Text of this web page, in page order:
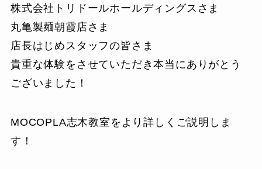
株式会社トリドールホールディングスさま
丸亀製麺朝霞店さま
店長はじめスタッフの皆さま
貴重な体験をさせていただき本当にありがとう
ございました！
MOCOPLA志木教室をより詳しくご説明しま
す！